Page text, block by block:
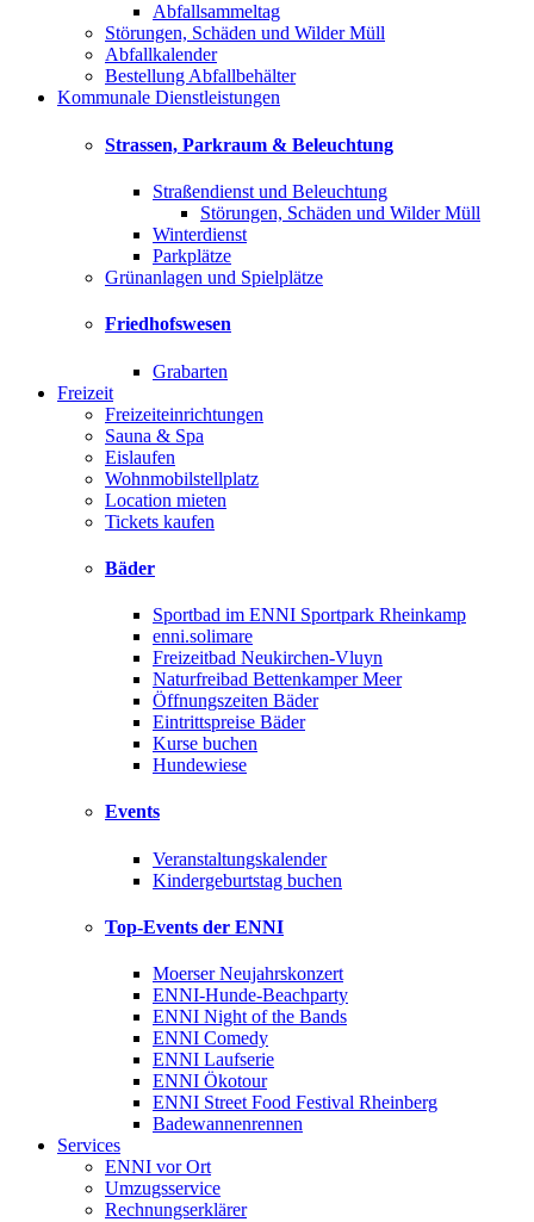
Abfallsammeltag
Störungen, Schäden und Wilder Müll
Abfallkalender
Bestellung Abfallbehälter
Kommunale Dienstleistungen
Strassen, Parkraum & Beleuchtung
Straßendienst und Beleuchtung
Störungen, Schäden und Wilder Müll
Winterdienst
Parkplätze
Grünanlagen und Spielplätze
Friedhofswesen
Grabarten
Freizeit
Freizeiteinrichtungen
Sauna & Spa
Eislaufen
Wohnmobilstellplatz
Location mieten
Tickets kaufen
Bäder
Sportbad im ENNI Sportpark Rheinkamp
enni.solimare
Freizeitbad Neukirchen-Vluyn
Naturfreibad Bettenkamper Meer
Öffnungszeiten Bäder
Eintrittspreise Bäder
Kurse buchen
Hundewiese
Events
Veranstaltungskalender
Kindergeburtstag buchen
Top-Events der ENNI
Moerser Neujahrskonzert
ENNI-Hunde-Beachparty
ENNI Night of the Bands
ENNI Comedy
ENNI Laufserie
ENNI Ökotour
ENNI Street Food Festival Rheinberg
Badewannenrennen
Services
ENNI vor Ort
Umzugsservice
Rechnungserklärer